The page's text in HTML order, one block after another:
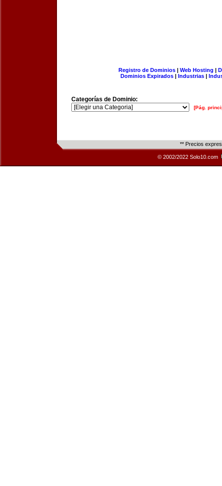
Registro de Dominios| Web Hosting |
Dominios Expirados | Industrias |
Categorías de Dominio:
[Pág.
** Precios
© 2002/2022 Solo10.com